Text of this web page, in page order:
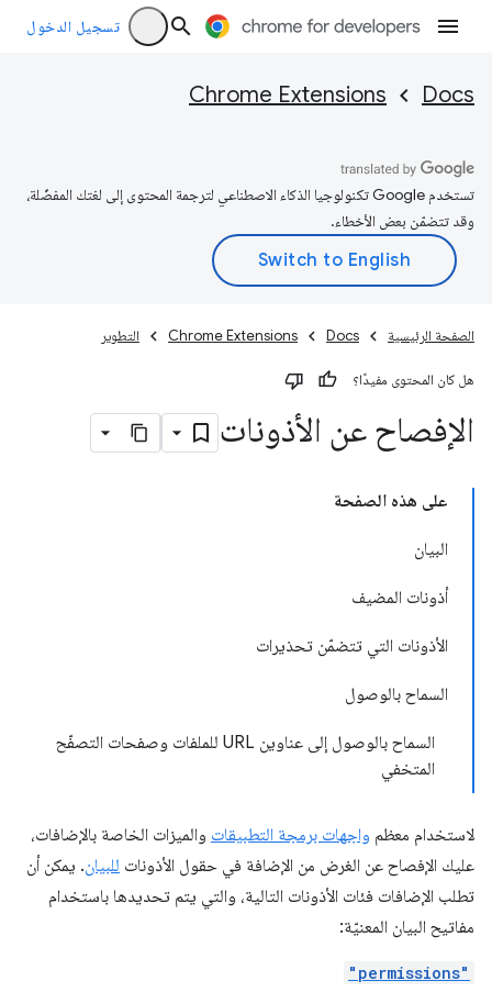
تسجيل الدخول
Docs
Chrome Extensions
تستخدم Google تكنولوجيا الذكاء الاصطناعي لترجمة المحتوى إلى لغتك المفضّلة،
وقد تتضمّن بعض الأخطاء.
الصفحة الرئيسية Docs
Chrome Extensions التطوير
هل كان المحتوى مفيدًا؟
الإفصاح عن الأذونات
على هذه الصفحة
البيان
أذونات المضيف
الأذونات التي تتضمّن تحذيرات
السماح بالوصول
السماح بالوصول إلى عناوين URL للملفات وصفحات التصفّح
المتخفي
لاستخدام معظم واجهات برمجة التطبيقات والميزات الخاصة بالإضافات،
عليك الإفصاح عن الغرض من الإضافة في حقول الأذونات للبيان. يمكن أن
تطلب الإضافات فئات الأذونات التالية، والتي يتم تحديدها باستخدام
مفاتيح البيان المعنيّة:
"permissions"